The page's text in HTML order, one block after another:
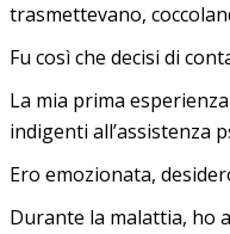
trasmettevano,
Fu così che decisi di
La mia prima
indigenti all’assistenza
Ero emozionata,
Durante la malattia, ho